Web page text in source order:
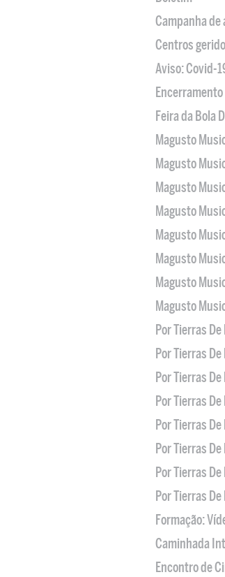
Campanha
Centros
Aviso: Covid-
Feira da Bola
Magusto
Magusto
Magusto
Magusto
Magusto
Magusto
Magusto
Magusto
Por Tierras De
Por Tierras De
Por Tierras De
Por Tierras De
Por Tierras De
Por Tierras De
Por Tierras De
Por Tierras De
Formação:
Caminhada
Encontro de